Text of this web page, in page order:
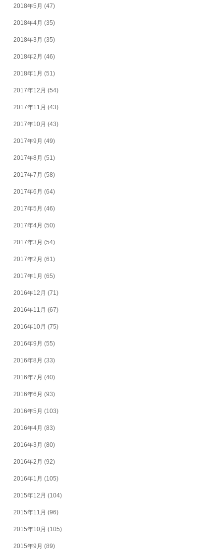
2018年5月 (47)
2018年4月 (35)
2018年3月 (35)
2018年2月 (46)
2018年1月 (51)
2017年12月 (54)
2017年11月 (43)
2017年10月 (43)
2017年9月 (49)
2017年8月 (51)
2017年7月 (58)
2017年6月 (64)
2017年5月 (46)
2017年4月 (50)
2017年3月 (54)
2017年2月 (61)
2017年1月 (65)
2016年12月 (71)
2016年11月 (67)
2016年10月 (75)
2016年9月 (55)
2016年8月 (33)
2016年7月 (40)
2016年6月 (93)
2016年5月 (103)
2016年4月 (83)
2016年3月 (80)
2016年2月 (92)
2016年1月 (105)
2015年12月 (104)
2015年11月 (96)
2015年10月 (105)
2015年9月 (89)